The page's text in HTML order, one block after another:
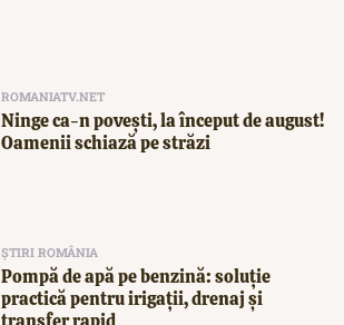
ROMANIATV.NET
Ninge ca-n povești, la început de august!
Oamenii schiază pe străzi
ȘTIRI ROMÂNIA
Pompă de apă pe benzină: soluție
practică pentru irigații, drenaj și